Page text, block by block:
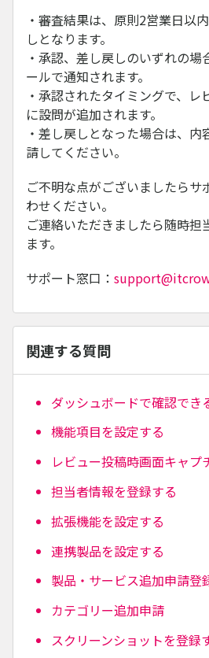
・審査結果は、原則2営業日以
しとなります。
・承認、差し戻しのいずれの場
ールで通知されます。
・承認されたタイミングで、レ
に設問が追加されます。
・差し戻しとなった場合は、
請してください。
ご不明な点がございましたらサ
わせください。
ご連絡いただきましたら随時担
ます。
サポート窓口：
関連する質問
ダッシュボードで確認でき
機能項目を設定する
レビュー投稿時画面キャプ
担当者情報を登録する
拡張機能を設定する
連携製品を設定する
製品・サービス追加申請登
カテゴリー追加申請
スクリーンショットを登録